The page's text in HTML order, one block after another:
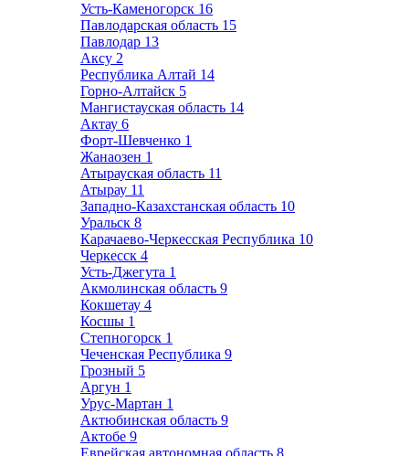
Усть-Каменогорск 16
Павлодарская область 15
Павлодар 13
Аксу 2
Республика Алтай 14
Горно-Алтайск 5
Мангистауская область 14
Актау 6
Форт-Шевченко 1
Жанаозен 1
Атырауская область 11
Атырау 11
Западно-Казахстанская область 10
Уральск 8
Карачаево-Черкесская Республика 10
Черкесск 4
Усть-Джегута 1
Акмолинская область 9
Кокшетау 4
Косшы 1
Степногорск 1
Чеченская Республика 9
Грозный 5
Аргун 1
Урус-Мартан 1
Актюбинская область 9
Актобе 9
Еврейская автономная область 8